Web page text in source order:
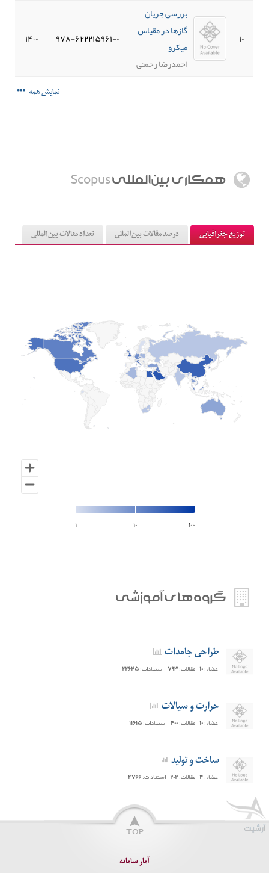
۱۴۰۰ ۹۷۸-۶۲۲۲۱۵۹۶۱-۰
بررسی جریان
گازها در مقیاس
میکرو
احمدرضا رحمتی
۱۰
نمایش همه
همکاري بين‌الملليScopus
توزیع جغرافیایی درصد مقالات بین‌المللی تعداد مقالات بین‌المللی
۱ ۱۰ ۱۰۰
گروه‌هاي آموزشي
طراحی جامدات
اعضاء:۱۰ مقالات:۷۹۳ استنادات:۲۲۶۴۵
حرارت و سیالات
اعضاء:۱۰ مقالات:۴۰۰ استنادات:۱۱۶۱۵
ساخت و تولید
اعضاء:۴ مقالات:۲۰۲ استنادات:۴۷۶۶
آمار سامانه